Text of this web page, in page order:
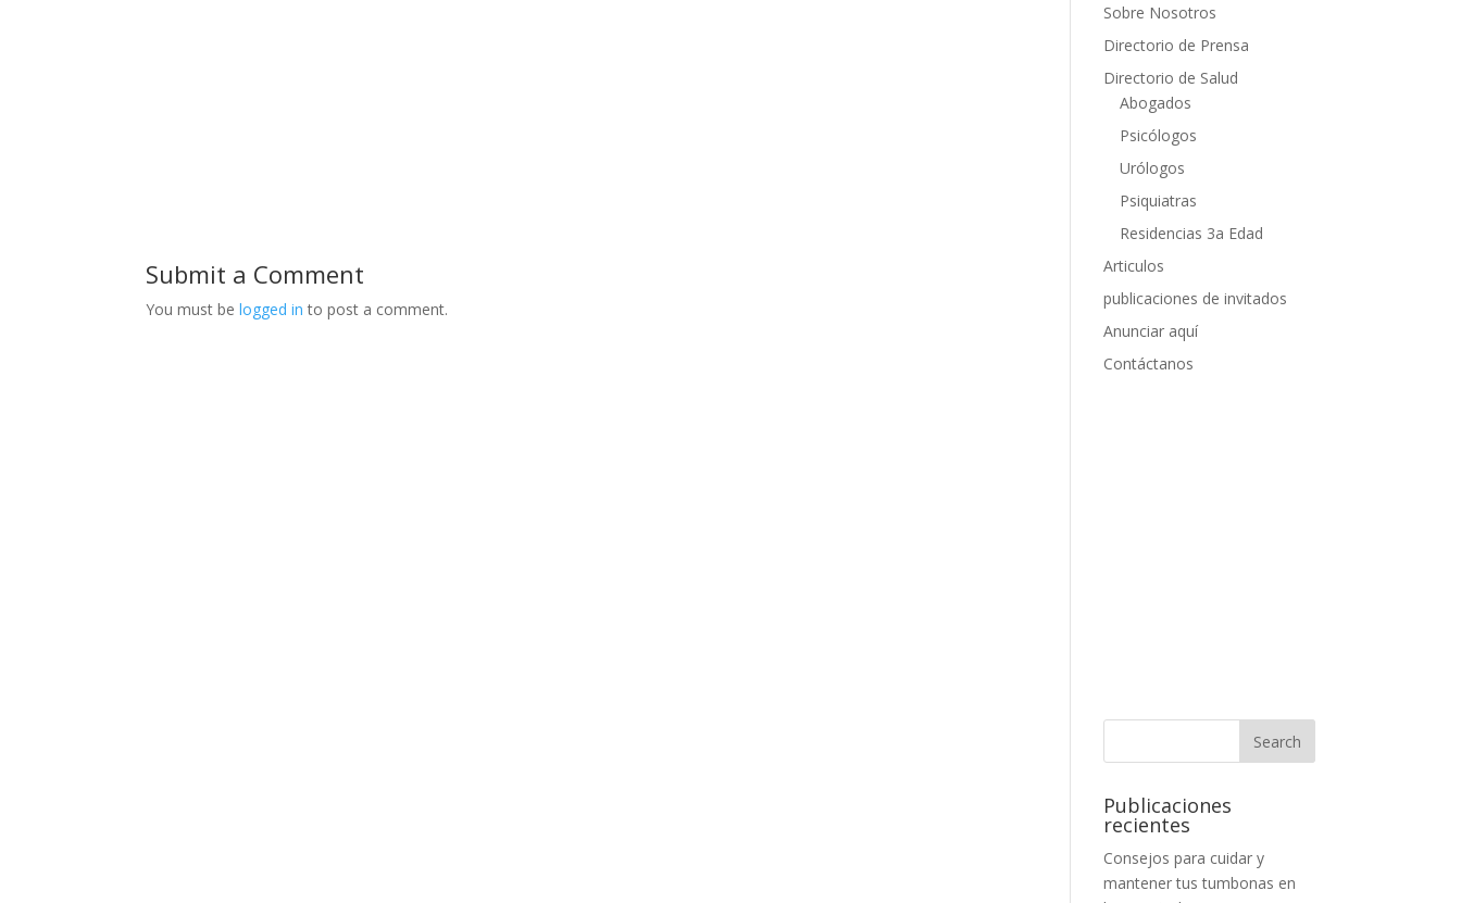
Submit a Comment
You must belogged in to post a comment.
Sobre Nosotros
Directorio de Prensa
Directorio de Salud
Abogados
Psicólogos
Urólogos
Psiquiatras
Residencias 3a Edad
Articulos
publicaciones de invitados
Anunciar aquí
Contáctanos
Publicaciones
recientes
Consejos para cuidar y
mantener tus tumbonas en